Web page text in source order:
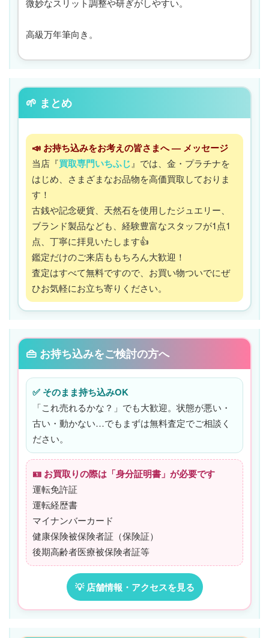
微妙なスリット調整や研ぎがしやすい。
高級万年筆向き。
🌱 まとめ
📣 お持ち込みをお考えの皆さまへ — メッセージ
当店『買取専門いちふじ』では、金・プラチナを
はじめ、さまざまなお品物を高価買取しておりま
す！
古銭や記念硬貨、天然石を使用したジュエリー、
ブランド製品なども、経験豊富なスタッフが1点1
点、丁寧に拝見いたします👍
鑑定だけのご来店ももちろん大歓迎！
査定はすべて無料ですので、お買い物ついでにぜ
ひお気軽にお立ち寄りください。
👜 お持ち込みをご検討の方へ
✅ そのまま持ち込みOK
「これ売れるかな？」でも大歓迎。状態が悪い・
古い・動かない…でもまずは無料査定でご相談く
ださい。
🪪 お買取りの際は「身分証明書」が必要です
運転免許証
運転経歴書
マイナンバーカード
健康保険被保険者証（保険証）
後期高齢者医療被保険者証等
💡 店舗情報・アクセスを見る